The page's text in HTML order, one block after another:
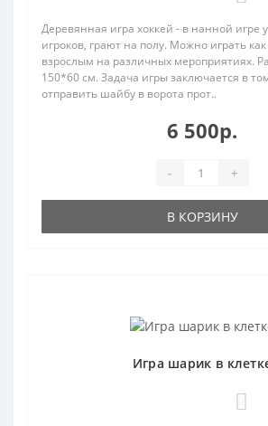
Деревянная игра хоккей - в нанной игре
игроков, грают на полу. Можно играть
взрослым на различных мероприятиях.
150*60 см. Задача игры заключается в
отправить шайбу в ворота прот..
6 500р.
- +
В КОРЗИНУ
Игра шарик в